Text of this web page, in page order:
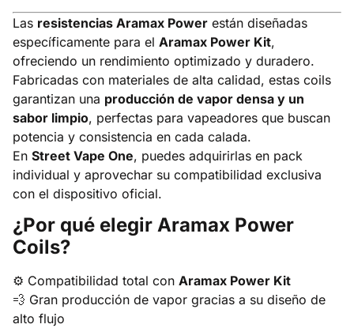
Las resistencias Aramax Power están diseñadas
específicamente para el Aramax Power Kit,
ofreciendo un rendimiento optimizado y duradero.
Fabricadas con materiales de alta calidad, estas coils
garantizan una producción de vapor densa y un
sabor limpio, perfectas para vapeadores que buscan
potencia y consistencia en cada calada.
En Street Vape One, puedes adquirirlas en pack
individual y aprovechar su compatibilidad exclusiva
con el dispositivo oficial.
¿Por qué elegir Aramax Power
Coils?
⚙️ Compatibilidad total con Aramax Power Kit
💨 Gran producción de vapor gracias a su diseño de
alto flujo